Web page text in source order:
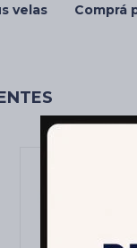
velas Comprá